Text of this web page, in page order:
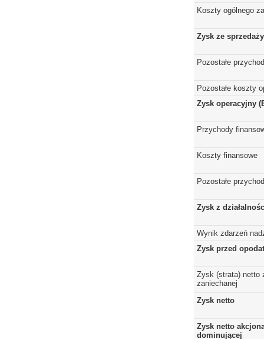
Koszty ogólnego
Zysk ze sprzedaży
Pozostałe
Pozostałe koszty
Zysk operacyjny
Przychody
Koszty finansowe
Pozostałe
Zysk z
Wynik zdarzeń
Zysk przed
Zysk (strata) netto
zaniechanej
Zysk netto
Zysk netto
dominującej